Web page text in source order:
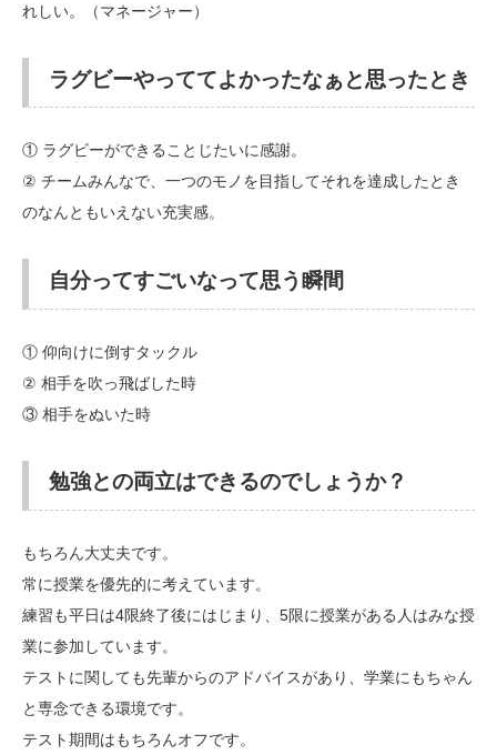
れしい。（マネージャー）
ラグビーやっててよかったなぁと思ったとき
① ラグビーができることじたいに感謝。
② チームみんなで、一つのモノを目指してそれを達成したとき
のなんともいえない充実感。
自分ってすごいなって思う瞬間
① 仰向けに倒すタックル
② 相手を吹っ飛ばした時
③ 相手をぬいた時
勉強との両立はできるのでしょうか？
もちろん大丈夫です。
常に授業を優先的に考えています。
練習も平日は4限終了後にはじまり、5限に授業がある人はみな授
業に参加しています。
テストに関しても先輩からのアドバイスがあり、学業にもちゃん
と専念できる環境です。
テスト期間はもちろんオフです。